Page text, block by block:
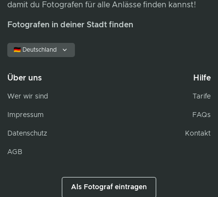
damit du Fotografen für alle Anlässe finden kannst!
Fotografen in deiner Stadt finden
🇩🇪 Deutschland
Über uns
Wer wir sind
Impressum
Datenschutz
AGB
Hilfe
Tarife
FAQs
Kontakt
Als Fotograf eintragen